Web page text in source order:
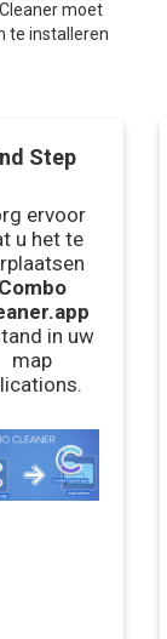
moet
te installeren
Step
ervoor
u het te
Combo
in uw
map